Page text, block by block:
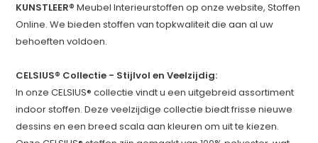
KUNSTLEER® Meubel Interieurstoffen op onze website, Stoffen
Online. We bieden stoffen van topkwaliteit die aan al uw
behoeften voldoen.
CELSIUS® Collectie - Stijlvol en Veelzijdig:
In onze CELSIUS® collectie vindt u een uitgebreid assortiment
indoor stoffen. Deze veelzijdige collectie biedt frisse nieuwe
dessins en een breed scala aan kleuren om uit te kiezen.